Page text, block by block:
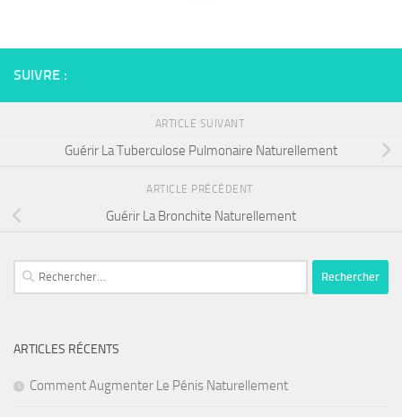
SUIVRE :
ARTICLE SUIVANT
Guérir La Tuberculose Pulmonaire Naturellement
ARTICLE PRÉCÉDENT
Guérir La Bronchite Naturellement
Rechercher :
ARTICLES RÉCENTS
Comment Augmenter Le Pénis Naturellement